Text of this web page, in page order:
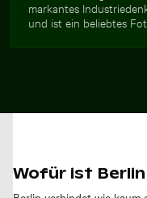
markantes
und ist ein beliebtes
Wofür ist